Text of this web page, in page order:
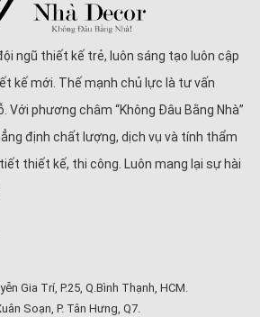
ngũ thiết kế trẻ, luôn sáng tạo luôn cập
kế mới. Thế mạnh chủ lực là tư vấn
Với phương châm “Không Đâu Bằng Nhà”
định chất lượng, dịch vụ và tính thẩm
thiết kế, thi công. Luôn mang lại sự hài
Gia Trí, P.25, Q.Bình Thạnh, HCM.
Soạn, P. Tân Hưng, Q7.